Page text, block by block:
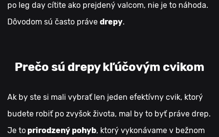
po leg day cítite ako prejdený valcom, nie je to náhoda.
Dôvodom sú často práve drepy.
Prečo sú drepy kľúčovým cvikom
Ak by ste si mali vybrať len jeden efektívny cvik, ktorý
budete robiť po zvyšok života, mal by to byť práve drep.
Je to prirodzený pohyb, ktorý vykonávame v bežnom